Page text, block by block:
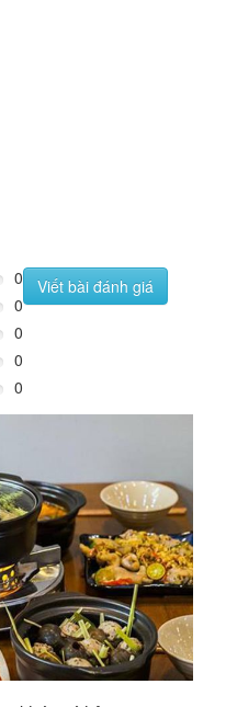
0
0
0
0
0
Viết bài đánh giá